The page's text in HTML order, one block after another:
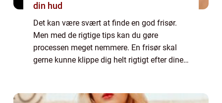
din hud
Det kan være svært at finde en god frisør.
Men med de rigtige tips kan du gøre
processen meget nemmere. En frisør skal
gerne kunne klippe dig helt rigtigt efter dine
opbygg...